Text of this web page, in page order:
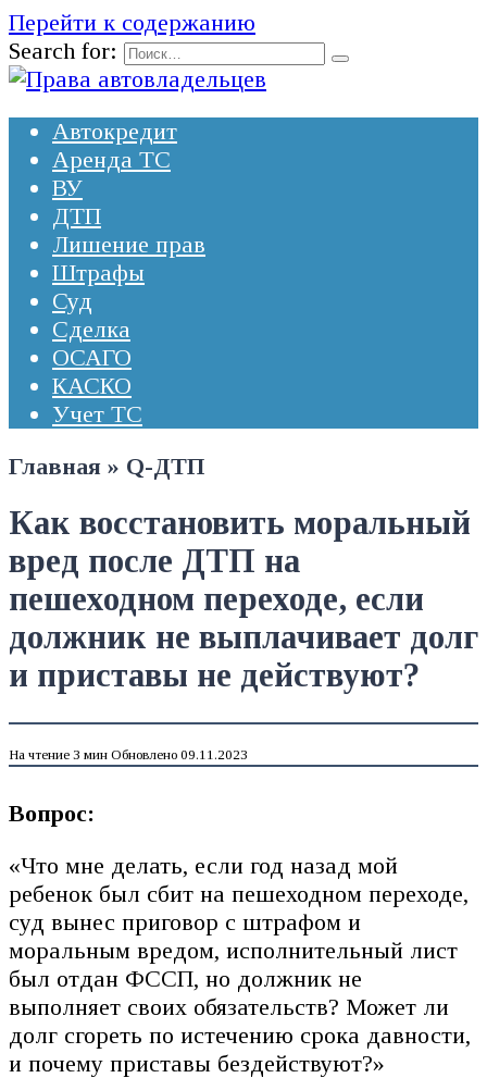
Перейти к содержанию
Search for:
Автокредит
Аренда ТС
ВУ
ДТП
Лишение прав
Штрафы
Суд
Сделка
ОСАГО
КАСКО
Учет ТС
Главная » Q-ДТП
Как восстановить моральный
вред после ДТП на
пешеходном переходе, если
должник не выплачивает долг
и приставы не действуют?
На чтение 3 мин Обновлено 09.11.2023
Вопрос:
«Что мне делать, если год назад мой
ребенок был сбит на пешеходном переходе,
суд вынес приговор с штрафом и
моральным вредом, исполнительный лист
был отдан ФССП, но должник не
выполняет своих обязательств? Может ли
долг сгореть по истечению срока давности,
и почему приставы бездействуют?»